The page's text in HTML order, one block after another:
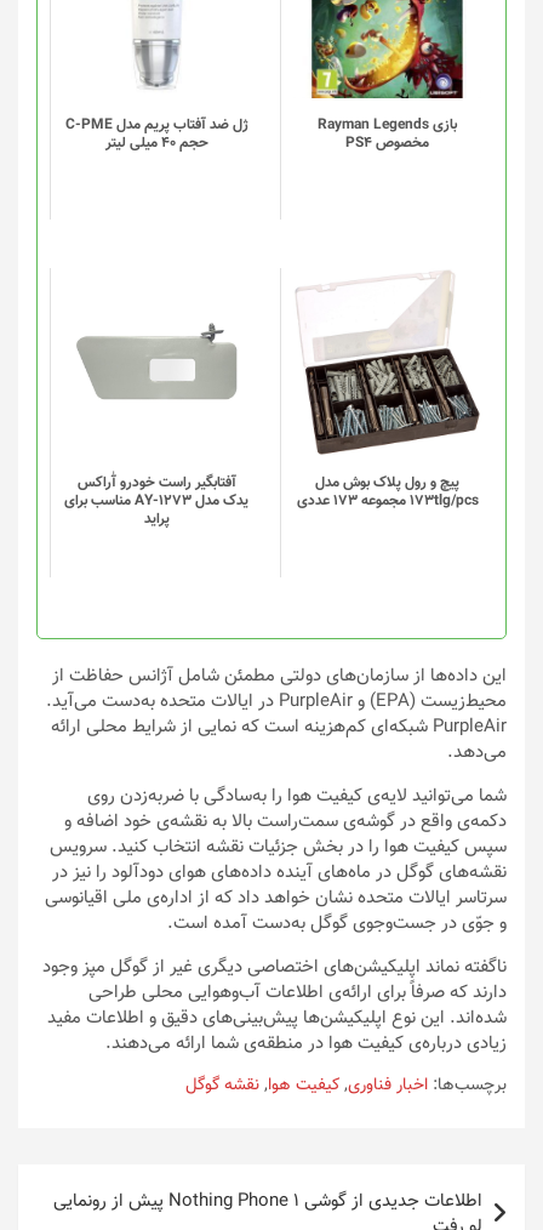
بازی Rayman Legends
مخصوص PS4
ژل ضد آفتاب پریم مدل C-PME
حجم 40 میلی لیتر
پیچ و رول پلاک بوش مدل
173tlg/pcs مجموعه 173 عددی
محصول
دارای
انواع
مختلفی
می
باشد.
گزینه
ها
محصول
انتخاب
شوند
آفتابگیر راست خودرو آٰراکس
یدک مدل AY-1273 مناسب برای
پراید
محصول
دارای
انواع
مختلفی
گزینه
ها
محصول
شوند
این داده‌ها از سازمان‌های دولتی مطمئن شامل آژانس حفاظت از
محیط‌زیست (EPA) و PurpleAir در ایالات متحده به‌دست می‌آید.
PurpleAir شبکه‌ای کم‌هزینه‌ است که نمایی از شرایط محلی ارائه
می‌دهد.
شما می‌توانید لایه‌ی کیفیت هوا را به‌سادگی با ضربه‌زدن روی
دکمه‌ی واقع در گوشه‌ی سمت‌راست بالا به‌ نقشه‌ی خود اضافه و
سپس کیفیت هوا را در بخش جزئیات نقشه انتخاب کنید. سرویس
نقشه‌های گوگل در ماه‌های آینده داده‌های هوای دودآلود را نیز در
سرتاسر ایالات متحده نشان خواهد داد که از اداره‌ی ملی اقیانوسی
و جوّی در جست‌وجوی گوگل به‌دست آمده است.
ناگفته نماند اپلیکیشن‌های اختصاصی دیگری غیر از گوگل مپز وجود
دارند که صرفاً برای ارائه‌ی اطلاعات آب‌وهوایی محلی طراحی
شده‌اند. این نوع اپلیکیشن‌ها پیش‌بینی‌های دقیق و اطلاعات مفید
زیادی درباره‌ی کیفیت هوا در منطقه‌ی شما ارائه می‌دهند.
برچسب‌ها: اخبار فناوری,کیفیت هوا,نقشه گوگل
راهبری
اطلاعات جدیدی از گوشی Nothing Phone 1 پیش از رونمایی